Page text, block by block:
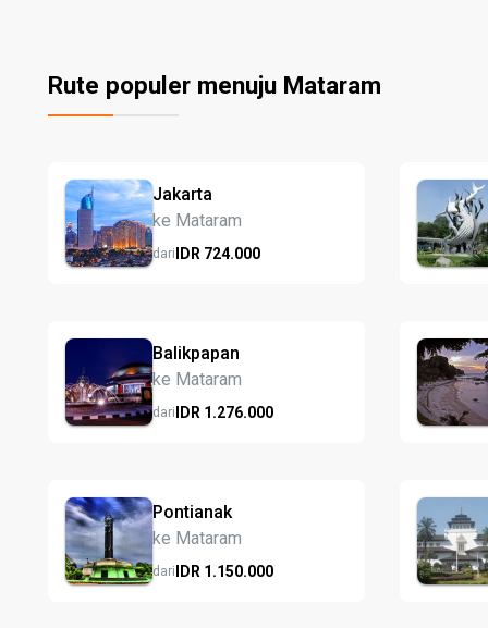
Rute populer menuju Mataram
Jakarta
ke Mataram
dariIDR 724.000
Balikpapan
ke Mataram
dariIDR 1.276.000
Pontianak
ke Mataram
dariIDR 1.150.000